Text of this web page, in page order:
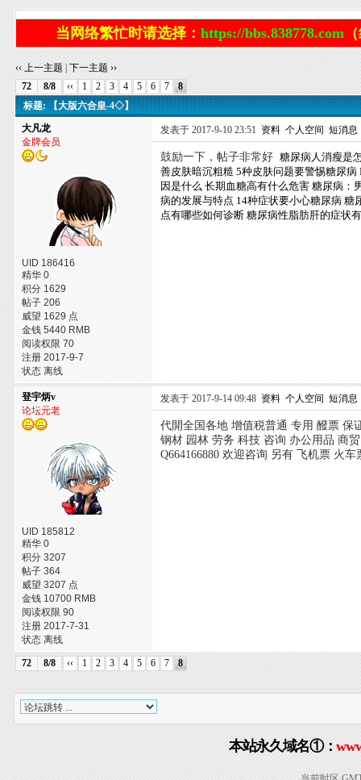
当网络繁忙时请选择： https://bbs.838778.com
‹‹ 上一主题 |下一主题 ››
72
8/8 ‹‹ 1 2 3 4 5 6 7
8
标题: 【大版六合皇-4◇】
大凡龙
金牌会员
UID 186416
精华 0
积分 1629
帖子 206
威望 1629 点
金钱 5440 RMB
阅读权限 70
注册 2017-9-7
状态 离线
发表于 2017-9-10 23:51 资料 个人空间 短消息
鼓励一下，帖子非常好 糖尿病人消瘦是
善皮肤暗沉粗糙 5种皮肤问题要警惕糖尿病
因是什么 长期血糖高有什么危害 糖尿病：
病的发展与特点 14种症状要小心糖尿病 糖
点有哪些如何诊断 糖尿病性脂肪肝的症状
登宇炳v
论坛元老
UID 185812
精华 0
积分 3207
帖子 364
威望 3207 点
金钱 10700 RMB
阅读权限 90
注册 2017-7-31
状态 离线
发表于 2017-9-14 09:48 资料 个人空间 短消息
代開全国各地 增值税普通 专用 醱票 保
钢材 园林 劳务 科技 咨询 办公用品 商
Q664166880 欢迎咨询 另有 飞机票 火
72 8/8 ‹‹ 1 2 3 4 5 6 7 8
本站永久域名①：